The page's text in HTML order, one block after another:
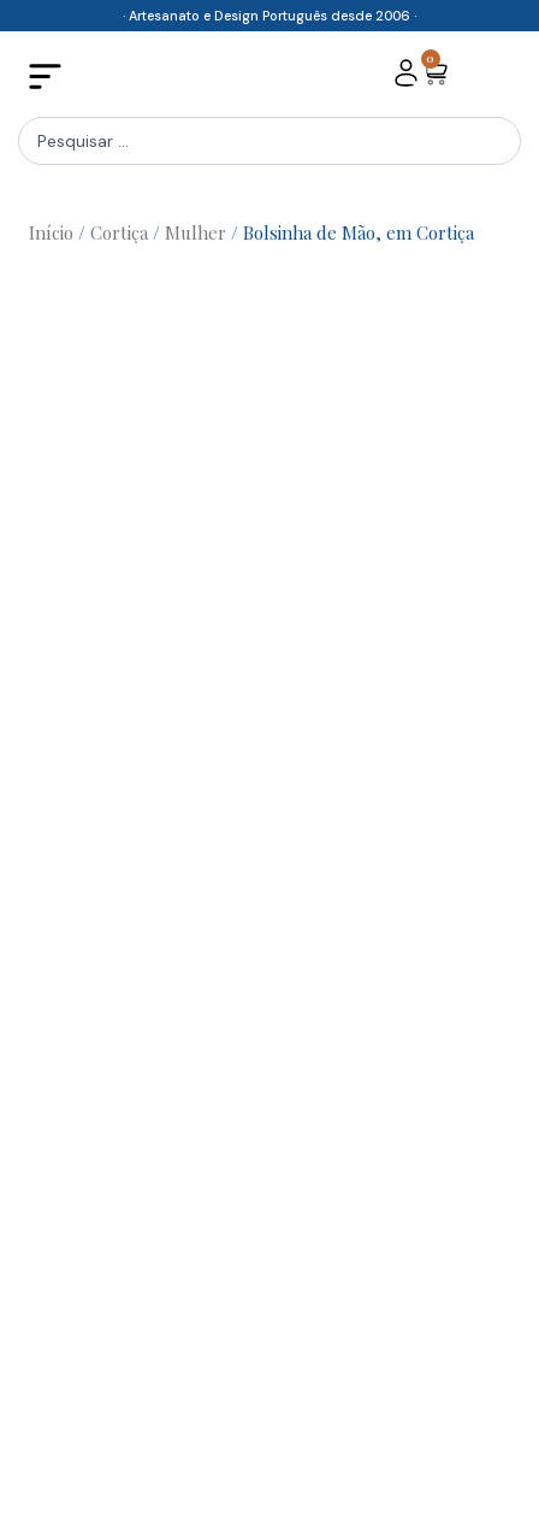
content
· Artesanato e Design Português desde 2006 ·
0
Cart
Search
...
Início / Cortiça / Mulher / Bolsinha de Mão, em Cortiça